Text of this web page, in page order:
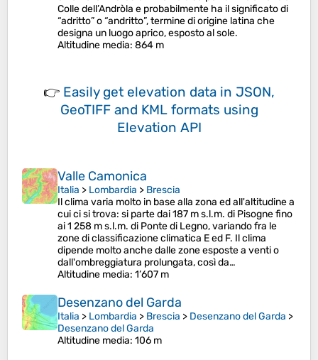
Colle dell’Andròla e probabilmente ha il significato di
“adritto” o “andritto”, termine di origine latina che
designa un luogo aprico, esposto al sole.
Altitudine media: 864 m
👉 Easily get elevation data in JSON,
GeoTIFF and KML formats using
Elevation API
Valle Camonica
Italia > Lombardia > Brescia
Il clima varia molto in base alla zona ed all'altitudine a
cui ci si trova: si parte dai 187 m s.l.m. di Pisogne fino
ai 1 258 m s.l.m. di Ponte di Legno, variando fra le
zone di classificazione climatica E ed F. Il clima
dipende molto anche dalle zone esposte a venti o
dall'ombreggiatura prolungata, così da…
Altitudine media: 1’607 m
Desenzano del Garda
Italia > Lombardia > Brescia > Desenzano del Garda >
Desenzano del Garda
Altitudine media: 106 m